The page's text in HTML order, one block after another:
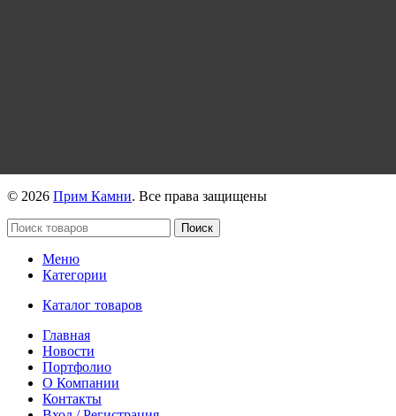
© 2026 Прим Камни. Все права защищены
Поиск
Меню
Категории
Каталог товаров
Главная
Новости
Портфолио
О Компании
Контакты